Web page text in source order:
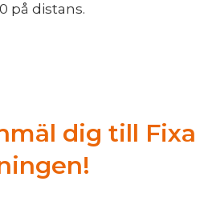
på distans.
dig till Fixa